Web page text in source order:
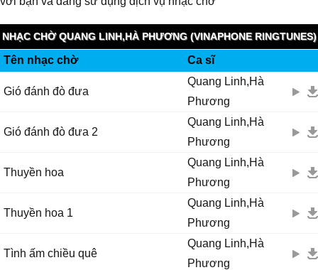
NHẠC CHỜ QUANG LINH,HÀ PHƯƠNG (VINAPHONE RINGTUNES)
Tên nhạc chờ Ca sĩ
Gió đánh đò đưa
Quang Linh,Hà
Phương
Gió đánh đò đưa 2
Quang Linh,Hà
Phương
Thuyền hoa
Quang Linh,Hà
Phương
Thuyền hoa 1
Quang Linh,Hà
Phương
Tình ấm chiều quê
Quang Linh,Hà
Phương